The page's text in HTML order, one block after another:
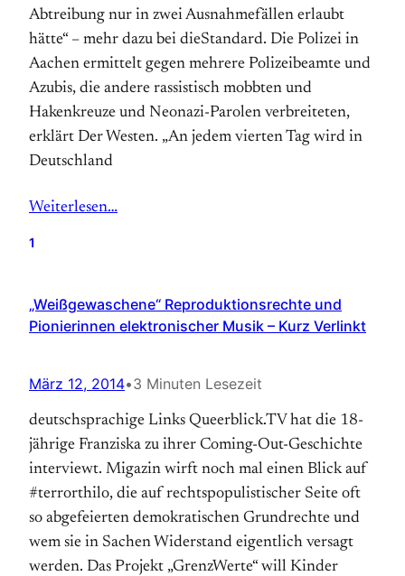
Abtreibung nur in zwei Ausnahmefällen erlaubt
hätte“ – mehr dazu bei dieStandard. Die Polizei in
Aachen ermittelt gegen mehrere Polizeibeamte und
Azubis, die andere rassistisch mobbten und
Hakenkreuze und Neonazi-Parolen verbreiteten,
erklärt Der Westen. „An jedem vierten Tag wird in
Deutschland
Weiterlesen…
1
„Weißgewaschene“ Reproduktionsrechte und
Pionierinnen elektronischer Musik – Kurz Verlinkt
März 12, 2014•3 Minuten Lesezeit
deutschsprachige Links Queerblick.TV hat die 18-
jährige Franziska zu ihrer Coming-Out-Geschichte
interviewt. Migazin wirft noch mal einen Blick auf
#terrorthilo, die auf rechtspopulistischer Seite oft
so abgefeierten demokratischen Grundrechte und
wem sie in Sachen Widerstand eigentlich versagt
werden. Das Projekt „GrenzWerte“ will Kinder